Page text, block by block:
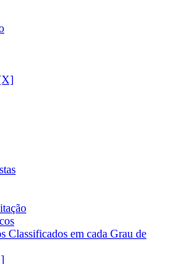
Classificados em cada Grau de